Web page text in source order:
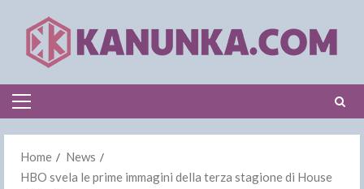
content
Primary
Home
News
HBO svela le prime immagini della terza stagione di House